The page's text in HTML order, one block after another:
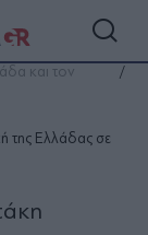
και τον
της Ελλάδας σε